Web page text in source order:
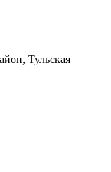
Тульская